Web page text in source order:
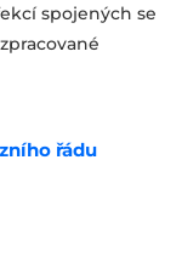
spojených se
řádu